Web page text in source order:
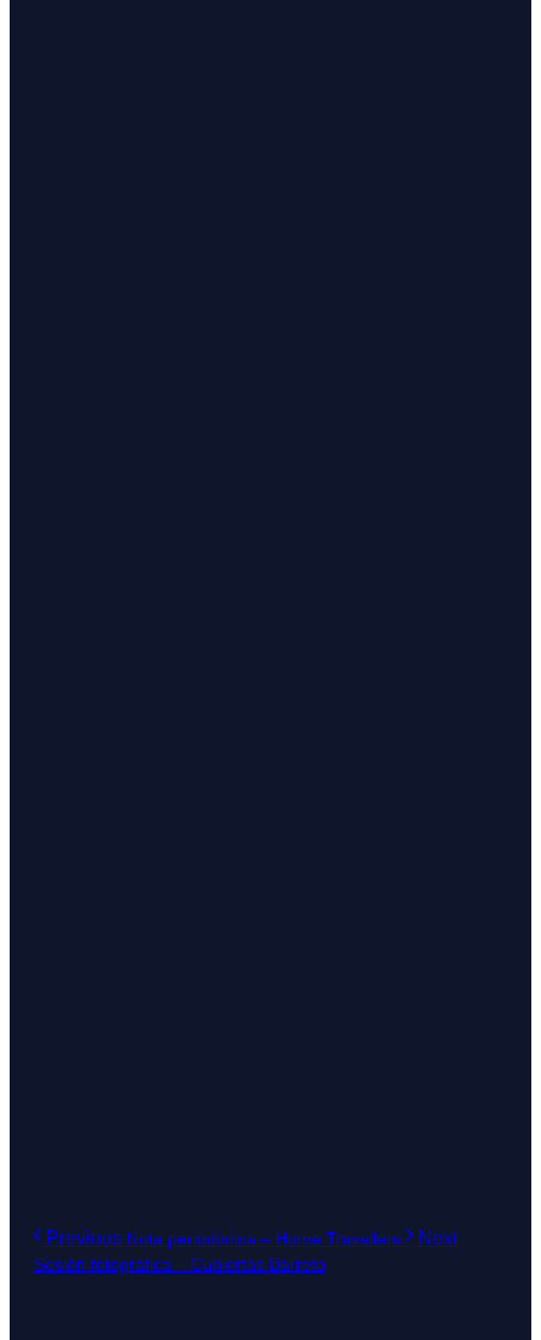
Previous Nota periodística – Home Travellers Next
Sesión fotográfica – Cubiertas Barreto